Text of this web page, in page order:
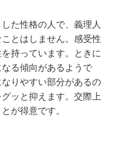
た性格の人で、義理人
とはしません。感受性
持っています。ときに
る傾向があるようで
りやすい部分があるの
ッと抑えます。交際上
が得意です。